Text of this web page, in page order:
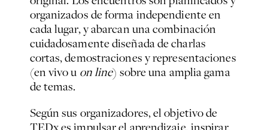
organizados de forma independiente en
cada lugar, y abarcan una combinación
cuidadosamente diseñada de charlas
cortas, demostraciones y representaciones
(en vivo u on line) sobre una amplia gama
de temas.
Según sus organizadores, el objetivo de